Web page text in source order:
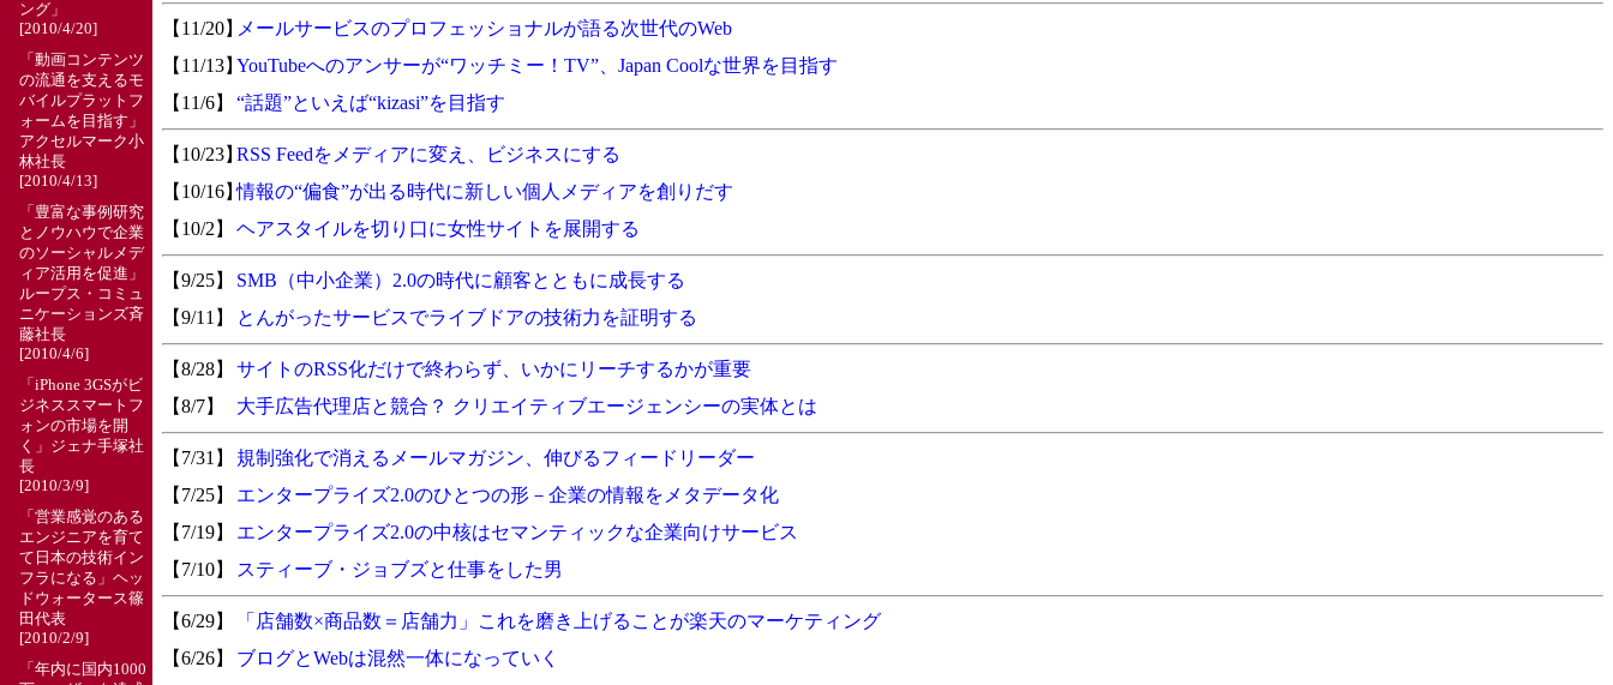
ング」
[2010/4/20]
「動画コンテンツ
の流通を支えるモ
バイルプラットフ
ォームを目指す」
アクセルマーク小
林社長
[2010/4/13]
「豊富な事例研究
とノウハウで企業
のソーシャルメデ
ィア活用を促進」
ループス・コミュ
ニケーションズ斉
藤社長
[2010/4/6]
「iPhone 3GSがビ
ジネススマートフ
ォンの市場を開
く」ジェナ手塚社
長
[2010/3/9]
「営業感覚のある
エンジニアを育て
て日本の技術イン
フラになる」ヘッ
ドウォータース篠
田代表
[2010/2/9]
「年内に国内1000
【11/20】メールサービスのプロフェッショナルが語る次世代のWeb
【11/13】YouTubeへのアンサーが“ワッチミー！TV”、Japan Coolな世界を目指す
【11/6】
“話題”といえば“kizasi”を目指す
【10/23】RSS Feedをメディアに変え、ビジネスにする
【10/16】情報の“偏食”が出る時代に新しい個人メディアを創りだす
【10/2】
ヘアスタイルを切り口に女性サイトを展開する
【9/25】
SMB（中小企業）2.0の時代に顧客とともに成長する
【9/11】
とんがったサービスでライブドアの技術力を証明する
【8/28】
サイトのRSS化だけで終わらず、いかにリーチするかが重要
【8/7】
大手広告代理店と競合？ クリエイティブエージェンシーの実体とは
【7/31】
規制強化で消えるメールマガジン、伸びるフィードリーダー
【7/25】
エンタープライズ2.0のひとつの形－企業の情報をメタデータ化
【7/19】
エンタープライズ2.0の中核はセマンティックな企業向けサービス
【7/10】
スティーブ・ジョブズと仕事をした男
【6/29】
「店舗数×商品数＝店舗力」これを磨き上げることが楽天のマーケティング
【6/26】
ブログとWebは混然一体になっていく